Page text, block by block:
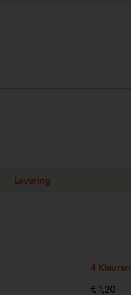
Levering
4 Kleuren
€ 1,20